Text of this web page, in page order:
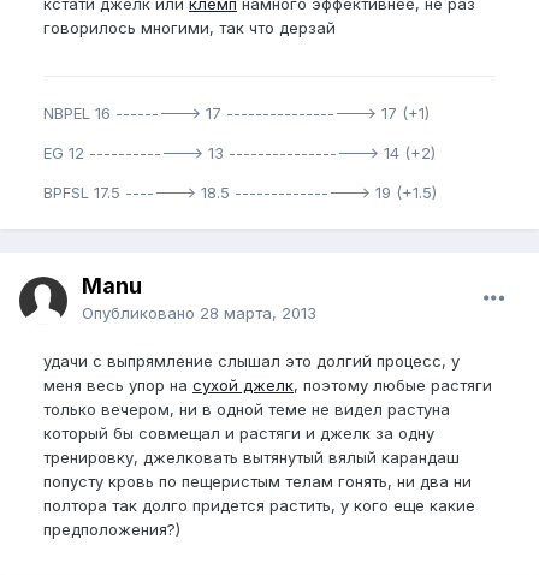
говорилось многими, так что дерзай
NBPEL 16 ---------> 17 ------------------> 17 (+1)
EG 12 -------------> 13 ------------------> 14 (+2)
BPFSL 17.5 -------> 18.5 ----------------> 19 (+1.5)
Manu
Опубликовано 28 марта, 2013
удачи с выпрямление слышал это долгий процесс, у
меня весь упор на сухой джелк, поэтому любые растяги
только вечером, ни в одной теме не видел растуна
который бы совмещал и растяги и джелк за одну
тренировку, джелковать вытянутый вялый карандаш
попусту кровь по пещеристым телам гонять, ни два ни
полтора так долго придется растить, у кого еще какие
предположения?)